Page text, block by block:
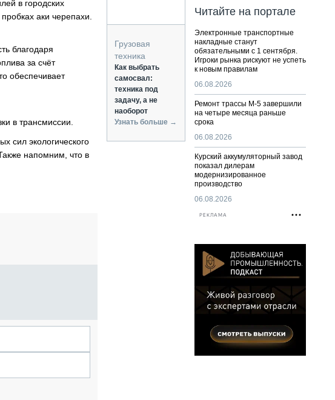
ЛОГИСТИКА И СКЛАД
КОМПЛЕКТУЮЩИЕ И СЕРВИС
в городских
аки черепахи.
благодаря
за счёт
обеспечивает
в трансмиссии.
сил экологического
напомним, что в
Грузовая
техника
Как выбрать
самосвал:
техника под
задачу, а не
наоборот
Узнать больше →
Читайте на портале
Электронные транспортные
накладные станут
обязательными с 1 сентября.
Игроки рынка рискуют не успеть
к новым правилам
06.08.2026
Ремонт трассы М-5 завершили
на четыре месяца раньше
срока
06.08.2026
Курский аккумуляторный завод
показал дилерам
модернизированное
производство
06.08.2026
РЕКЛАМА